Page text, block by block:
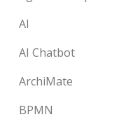
AI
AI Chatbot
ArchiMate
BPMN